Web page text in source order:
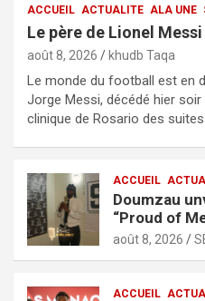
ACCUEIL ACTUALITE ALA UNE
Le père de Lionel
août 8, 2026 khudb Taqa
Le monde du football est en
Jorge Messi, décédé hier soir
clinique de Rosario des suites
ACCUEIL
Doumzau
“Proud of
and ambition
août 8, 2026
ACCUEIL